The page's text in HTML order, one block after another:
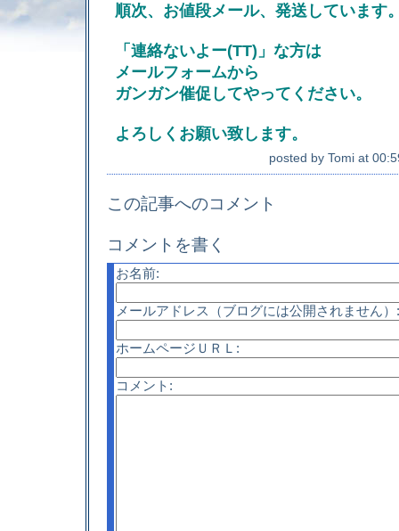
順次、お値段メール、発送しています
「連絡ないよー(TT)」な方は
メールフォームから
ガンガン催促してやってください。
よろしくお願い致します。
posted by Tomi at
この記事へのコメント
コメントを書く
お名前:
メールアドレス（ブログには公開されません）:
ホームページＵＲＬ:
コメント: